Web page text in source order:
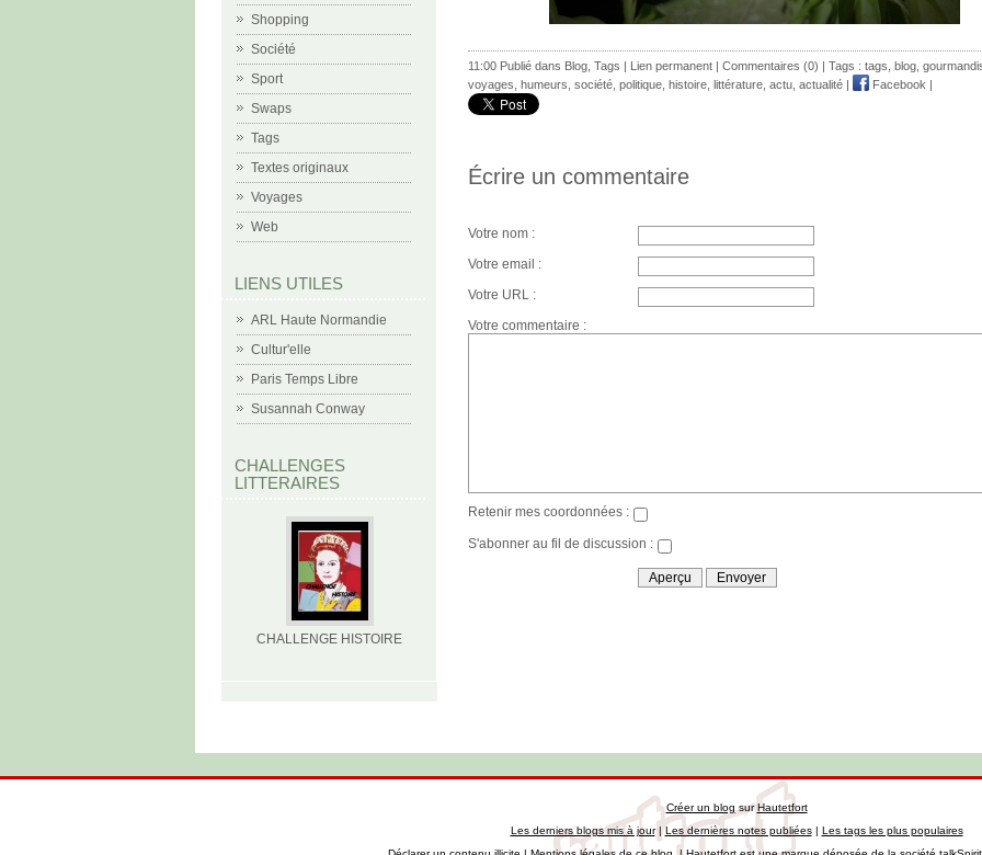
Shopping
Société
Sport
Swaps
Tags
Textes originaux
Voyages
Web
LIENS UTILES
ARL Haute Normandie
Cultur'elle
Paris Temps Libre
Susannah Conway
CHALLENGES
LITTERAIRES
CHALLENGE HISTOIRE
11:00 Publié dans Blog Tags | Lien permanent | Commentaires (0) | Tags : tags blog
voyages humeurs société politique histoire littérature actu actualité | Facebook |
Écrire un commentaire
Votre nom :
Votre email :
Votre URL :
Votre commentaire :
Retenir mes coordonnées :
S'abonner au fil de discussion :
Créer un blog surHautetfort
Les derniers blogs mis à jour|Les dernières notes publiées| Les tags les plus populaires